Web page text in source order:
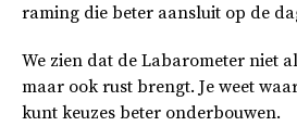
raming die beter aansluit op de
We zien dat de Labarometer niet
maar ook rust brengt. Je weet
kunt keuzes beter onderbouwen.